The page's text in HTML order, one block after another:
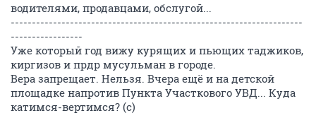
водителями, продавцами, обслугой...
---------------------------------------------------------------------
-----------------
Уже который год вижу курящих и пьющих таджиков,
киргизов и прдр мусульман в городе.
Вера запрещает. Нельзя. Вчера ещё и на детской
площадке напротив Пункта Участкового УВД... Куда
катимся-вертимся? (с)